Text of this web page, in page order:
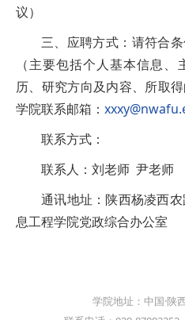
议）
三、应聘方式：请符合
（主要包括个人基本信息
历、研究方向及内容、所取
学院联系邮箱：
联系方式：
联系人：刘老师 尹老师
通讯地址：陕西杨凌西
息工程学院党政综合办公室
学院地址：中国·陕